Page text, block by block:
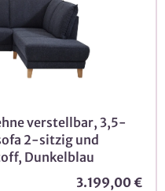
verstellbar, 3,5-
2-sitzig und
Dunkelblau
3.199,00 €